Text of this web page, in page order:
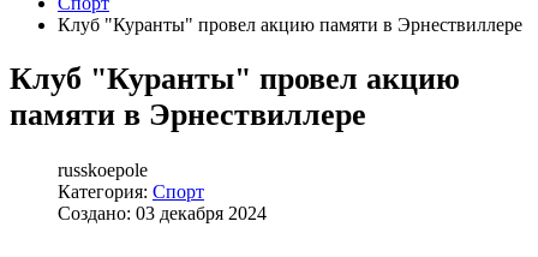
Клуб "Куранты" провел акцию памяти в Эрнествиллере
Клуб "Куранты" провел акцию
памяти в Эрнествиллере
russkoepole
Категория: Спорт
Создано: 03 декабря 2024